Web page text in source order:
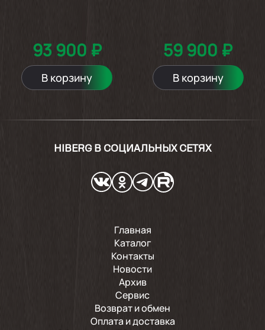
93 900 ₽
В корзину
59 900 ₽
В корзину
HIBERG В СОЦИАЛЬНЫХ СЕТЯХ
Главная
Каталог
Контакты
Новости
Архив
Сервис
Возврат и обмен
Оплата и доставка